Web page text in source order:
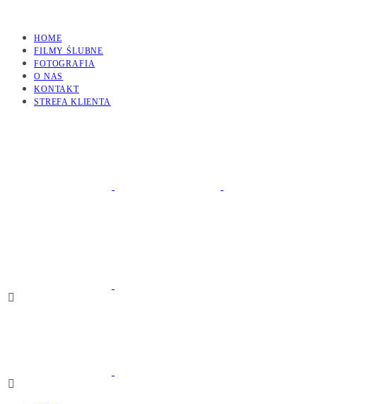
HOME
FILMY ŚLUBNE
FOTOGRAFIA
O NAS
KONTAKT
STREFA KLIENTA